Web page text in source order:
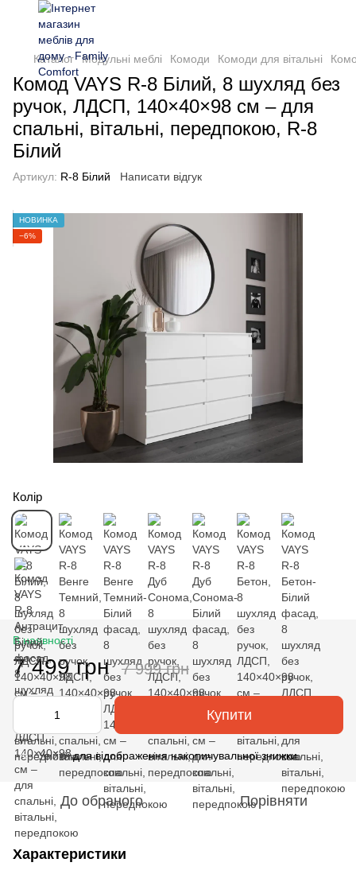
Каталог Модульні меблі Комоди Комоди для вітальні
Комод VAYS R-8 Білий, 8 шухляд без
ручок, ЛДСП, 140×40×98 см – для
спальні, вітальні, передпокою, R-8
Білий
Артикул: R-8 Білий Написати відгук
НОВИНКА
−6%
Колір
В наявності
7 499 грн 7 999 грн
Купити
% Увійтидля відображення накопичувальної знижки
До обраного Порівняти
Характеристики